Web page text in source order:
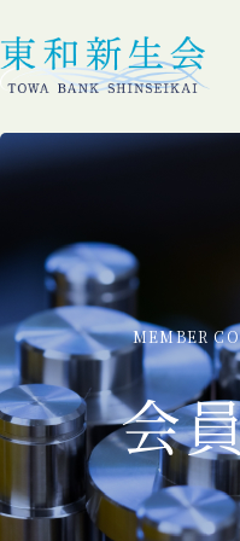
MEMBER
会